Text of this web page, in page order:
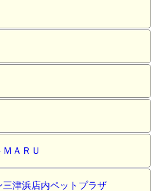
ＡＲＵ
津浜店内ペットプラザ